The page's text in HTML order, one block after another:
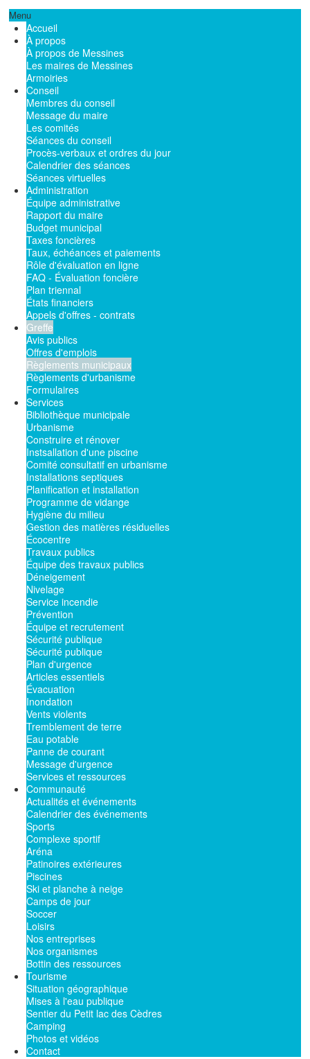
Menu
Accueil
À propos
À propos de Messines
Les maires de Messines
Armoiries
Conseil
Membres du conseil
Message du maire
Les comités
Séances du conseil
Procès-verbaux et ordres du jour
Calendrier des séances
Séances virtuelles
Administration
Équipe administrative
Rapport du maire
Budget municipal
Taxes foncières
Taux, échéances et paiements
Rôle d'évaluation en ligne
FAQ - Évaluation foncière
Plan triennal
États financiers
Appels d'offres - contrats
Greffe
Avis publics
Offres d'emplois
Règlements municipaux
Règlements d'urbanisme
Formulaires
Services
Bibliothèque municipale
Urbanisme
Construire et rénover
Instsallation d'une piscine
Comité consultatif en urbanisme
Installations septiques
Planification et installation
Programme de vidange
Hygiène du milieu
Gestion des matières résiduelles
Écocentre
Travaux publics
Équipe des travaux publics
Déneigement
Nivelage
Service incendie
Prévention
Équipe et recrutement
Sécurité publique
Sécurité publique
Plan d'urgence
Articles essentiels
Évacuation
Inondation
Vents violents
Tremblement de terre
Eau potable
Panne de courant
Message d'urgence
Services et ressources
Communauté
Actualités et événements
Calendrier des événements
Sports
Complexe sportif
Aréna
Patinoires extérieures
Piscines
Ski et planche à neige
Camps de jour
Soccer
Loisirs
Nos entreprises
Nos organismes
Bottin des ressources
Tourisme
Situation géographique
Mises à l'eau publique
Sentier du Petit lac des Cèdres
Camping
Photos et vidéos
Contact